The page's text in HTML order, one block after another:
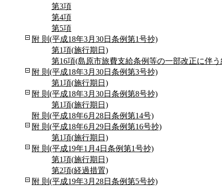
第3項
第4項
第5項
附 則(平成18年3月30日条例第1号抄)
第1項(施行期日)
第16項(島原市旅費支給条例等の一部改正に伴
附 則(平成18年3月30日条例第3号抄)
第1項(施行期日)
附 則(平成18年3月30日条例第8号抄)
第1項(施行期日)
附 則(平成18年6月28日条例第14号)
附 則(平成18年6月29日条例第16号抄)
第1項(施行期日)
附 則(平成19年1月4日条例第1号抄)
第1項(施行期日)
第2項(経過措置)
附 則(平成19年3月28日条例第5号抄)